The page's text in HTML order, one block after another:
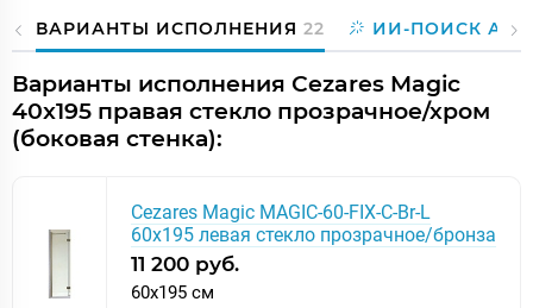
ВАРИАНТЫ ИСПОЛНЕНИЯ 22 ИИ-ПОИСК
Варианты исполнения Cezares Magic
40x195 правая стекло прозрачное/хром
(боковая стенка):
Cezares Magic MAGIC-60-FIX-C-Br-L
60x195 левая стекло прозрачное/бронза
11 200 руб.
60x195 см